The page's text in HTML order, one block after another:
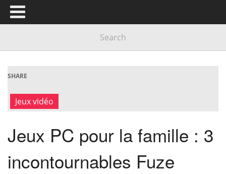
SHARE
Jeux vidéo
Jeux PC pour la famille : 3
incontournables Fuze